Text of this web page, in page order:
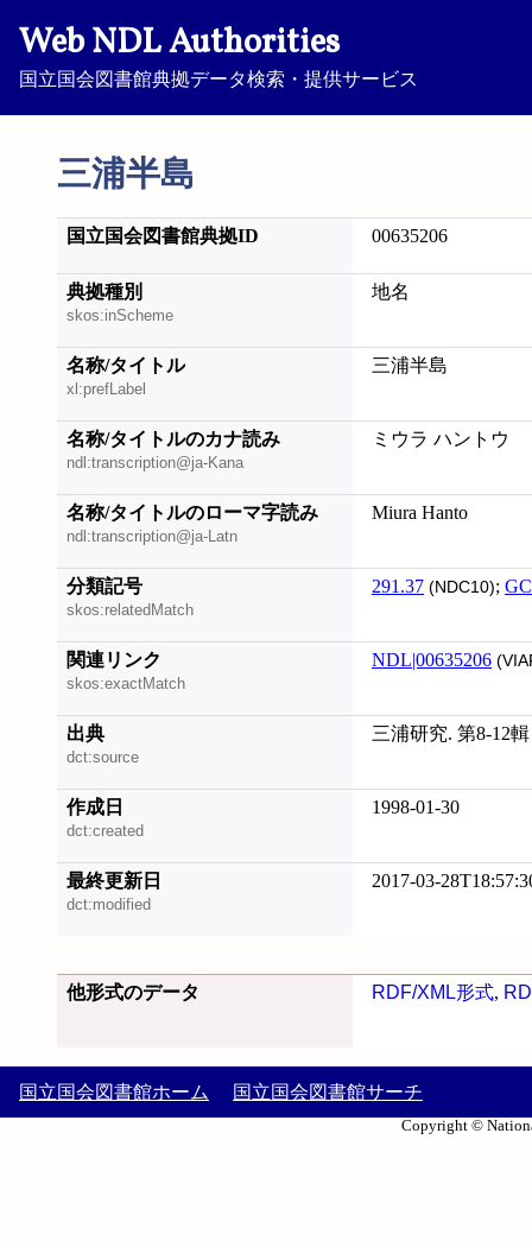
Web NDL Authorities
国立国会図書館典拠データ検索・提供サービス
三浦半島
国立国会図書館典拠ID 00635206
典拠種別
skos:inScheme
地名
名称/タイトル
xl:prefLabel
三浦半島
名称/タイトルのカナ読み
ndl:transcription@ja-Kana
ミウラ ハントウ
名称/タイトルのローマ字読み
ndl:transcription@ja-Latn
Miura Hanto
分類記号
skos:relatedMatch
291.37 (NDC10);
関連リンク
skos:exactMatch
NDL|00635206
出典
dct:source
三浦研究. 第8-12
作成日
dct:created
1998-01-30
最終更新日
dct:modified
2017-03-
他形式のデータ RDF/XML形式,
国立国会図書館ホーム 国立国会図書館サーチ
Copyright ©